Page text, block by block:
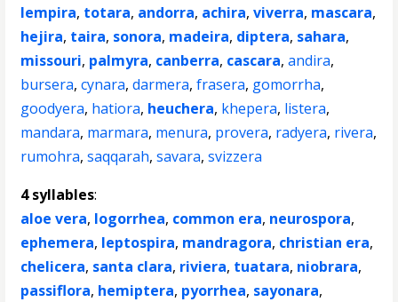
lempira, totara, andorra, achira,viverra, mascara,
hejira, taira, sonora, madeira, diptera, sahara,
missouri, palmyra, canberra, cascara,andira,
bursera,cynara,darmera,frasera, gomorrha,
goodyera, hatiora, heuchera, khepera, listera,
mandara, marmara, menura, provera, radyera, rivera,
rumohra,saqqarah,savara,svizzera
4 syllables:
aloe vera, logorrhea, common era, neurospora,
ephemera, leptospira, mandragora, christian era,
chelicera, santa clara, riviera, tuatara, niobrara,
passiflora, hemiptera, pyorrhea, sayonara,